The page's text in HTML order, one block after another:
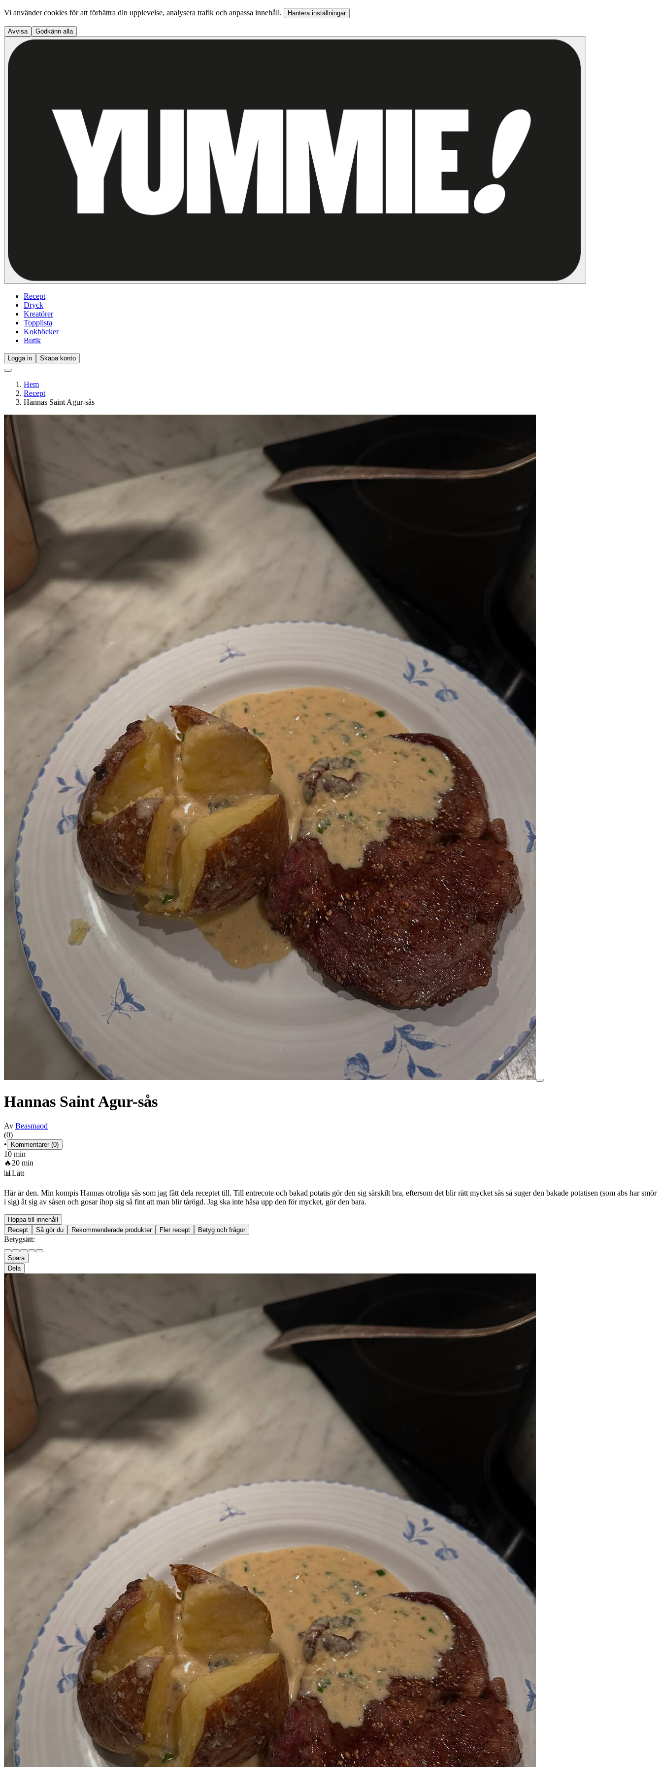
Vi använder cookies för att förbättra din upplevelse, analysera trafik och anpassa innehåll. Hantera inställningar
Avvisa Godkänn alla
Recept
Dryck
Kreatörer
Topplista
Kokböcker
Butik
Logga in Skapa konto
Hem
Recept
Hannas Saint Agur-sås
Hannas Saint Agur-sås
Av Beasmaod
(0)
•
Kommentarer (0)
10 min
🔥 20 min
📊 Lätt
Här är den. Min kompis Hannas otroliga sås som jag fått dela receptet till. Till entrecote och bakad potatis gör den sig särskilt bra, eftersom det blir rätt mycket sås så suger den bakade potatisen (som abs har smör
i sig) åt sig av såsen och gosar ihop sig så fint att man blir tårögd. Jag ska inte håsa upp den för mycket, gör den bara.
Hoppa till innehåll
Recept
Så gör du Rekommenderade produkter Fler recept Betyg och frågor
Betygsätt:
Spara
Dela